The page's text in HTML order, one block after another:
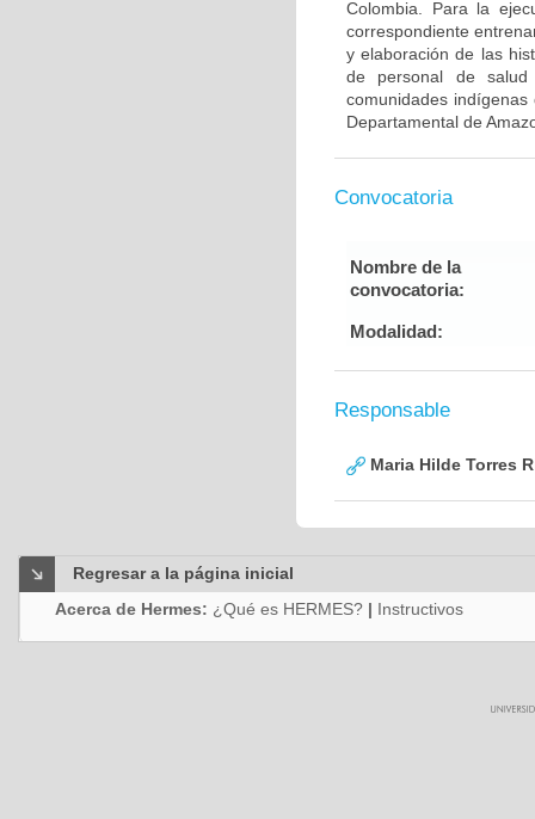
Colombia. Para la
correspondiente
y elaboración de las
de personal de
comunidades
Departamental de
Convocatoria
Nombre de la
convocatoria:
Modalidad:
Responsable
Maria Hilde Torres
Regresar a la página inicial
Acerca de Hermes: ¿Qué es HERMES? | Instructivos